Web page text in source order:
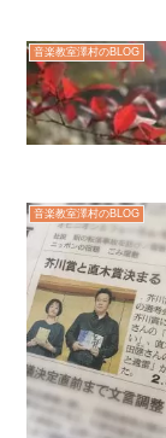
音楽教室澤村のBLOG
音楽教室澤村のBLOG